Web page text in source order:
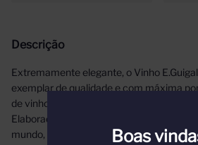
Descrição
Extremamente elegante, o Vinho
exemplar de qualidade e com máxima
de vinhos, ideal para degustar em
Elaborado em uma das vinícolas
mundo, apresenta cor amarelada e uma
Boas